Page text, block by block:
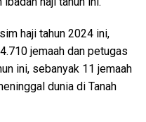
haji tahun 2024 ini,
jemaah dan petugas
ini, sebanyak 11 jemaah
dunia di Tanah